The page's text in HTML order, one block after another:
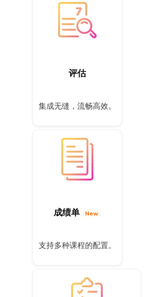
评估
集成无缝，流畅高效。
成绩单 New
支持多种课程的配置。